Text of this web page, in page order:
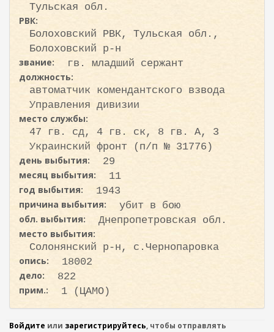
Тульская обл.
РВК:
Болоховский РВК, Тульская обл.,
Болоховский р-н
звание:
гв. младший сержант
должность:
автоматчик комендантского взвода
Управления дивизии
место службы:
47 гв. сд, 4 гв. ск, 8 гв. А, 3
Украинский фронт (п/п № 31776)
день выбытия:
29
месяц выбытия:
11
год выбытия:
1943
причина выбытия:
убит в бою
обл. выбытия:
Днепропетровская обл.
место выбытия:
Солонянский р-н, с.Чернопаровка
опись:
18002
дело:
822
прим.:
1 (ЦАМО)
Войдите или зарегистрируйтесь, чтобы отправлять